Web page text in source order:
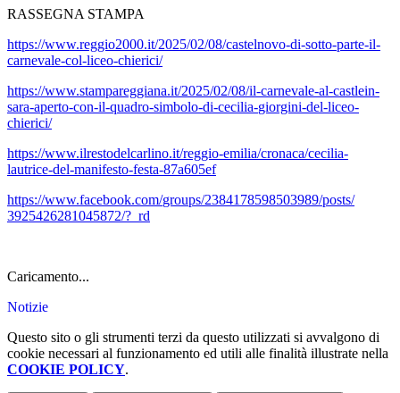
RASSEGNA STAMPA
https://www.reggio2000.it/2025/02/08/castelnovo-di-sotto-parte-il-
carnevale-col-liceo-chierici/
https://www.stampareggiana.it/2025/02/08/il-carnevale-al-castlein-
sara-aperto-con-il-quadro-simbolo-di-cecilia-giorgini-del-liceo-
chierici/
https://www.ilrestodelcarlino.it/reggio-emilia/cronaca/cecilia-
lautrice-del-manifesto-festa-87a605ef
https://www.facebook.com/groups/2384178598503989/posts/
3925426281045872/?_rd
Caricamento...
Notizie
Questo sito o gli strumenti terzi da questo utilizzati si avvalgono di
cookie necessari al funzionamento ed utili alle finalità illustrate nella
COOKIE POLICY.